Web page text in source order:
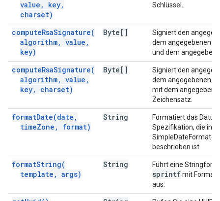
value , key,
charset)
Schlüssel.
computeRsaSignature(
algorithm, value ,
key)
Byte[]
Signiert den
dem angegebenen
und dem
computeRsaSignature(
algorithm, value ,
key, charset)
Byte[]
Signiert den
dem angegebenen
mit dem
Zeichensatz.
formatDate(date ,
timeZone , format)
String
Formatiert das
Spezifikation, die in
SimpleDateFormat-
beschrieben ist.
formatString(
template , args)
String Führt eine
sprintfmit
aus.